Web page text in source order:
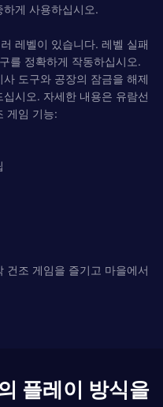
게 사용하십시오.
레벨이 있습니다. 레벨 실패
를 정확하게 작동하십시오.
도구와 공장의 잠금을 해제
시오. 자세한 내용은 유람선
게임 기능:
건조 게임을 즐기고 마을에서
플레이 방식을